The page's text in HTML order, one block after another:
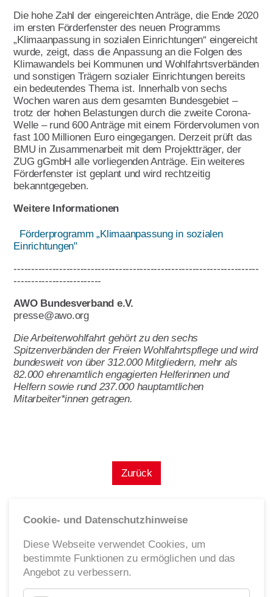
Die hohe Zahl der eingereichten Anträge, die Ende 2020
im ersten Förderfenster des neuen Programms
„Klimaanpassung in sozialen Einrichtungen“ eingereicht
wurde, zeigt, dass die Anpassung an die Folgen des
Klimawandels bei Kommunen und Wohlfahrtsverbänden
und sonstigen Trägern sozialer Einrichtungen bereits
ein bedeutendes Thema ist. Innerhalb von sechs
Wochen waren aus dem gesamten Bundesgebiet –
trotz der hohen Belastungen durch die zweite Corona-
Welle – rund 600 Anträge mit einem Fördervolumen von
fast 100 Millionen Euro eingegangen. Derzeit prüft das
BMU in Zusammenarbeit mit dem Projektträger, der
ZUG gGmbH alle vorliegenden Anträge. Ein weiteres
Förderfenster ist geplant und wird rechtzeitig
bekanntgegeben.
Weitere Informationen
Förderprogramm „Klimaanpassung in sozialen
Einrichtungen"
----------------------------------------------------------------------
-------------------------
AWO Bundesverband e.V.
presse@awo.org
Die Arbeiterwohlfahrt gehört zu den sechs
Spitzenverbänden der Freien Wohlfahrtspflege und wird
bundesweit von über 312.000 Mitgliedern, mehr als
82.000 ehrenamtlich engagierten Helferinnen und
Helfern sowie rund 237.000 hauptamtlichen
Mitarbeiter*innen getragen.
Zurück
Cookie- und Datenschutzhinweise
Diese Webseite verwendet Cookies, um
bestimmte Funktionen zu ermöglichen und das
Angebot zu verbessern.